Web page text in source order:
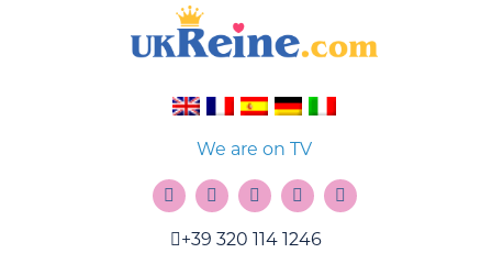
We are on TV
+39 320 114 1246